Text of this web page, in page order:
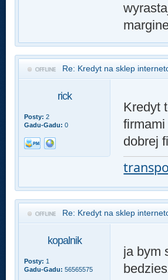
Re: Kredyt na sklep
rick
Posty: 2
Gadu-Gadu: 0
Kredyt
dobrej
Re: Kredyt na sklep
kopalnik
Posty: 1
Gadu-Gadu: 56565575
ja bym